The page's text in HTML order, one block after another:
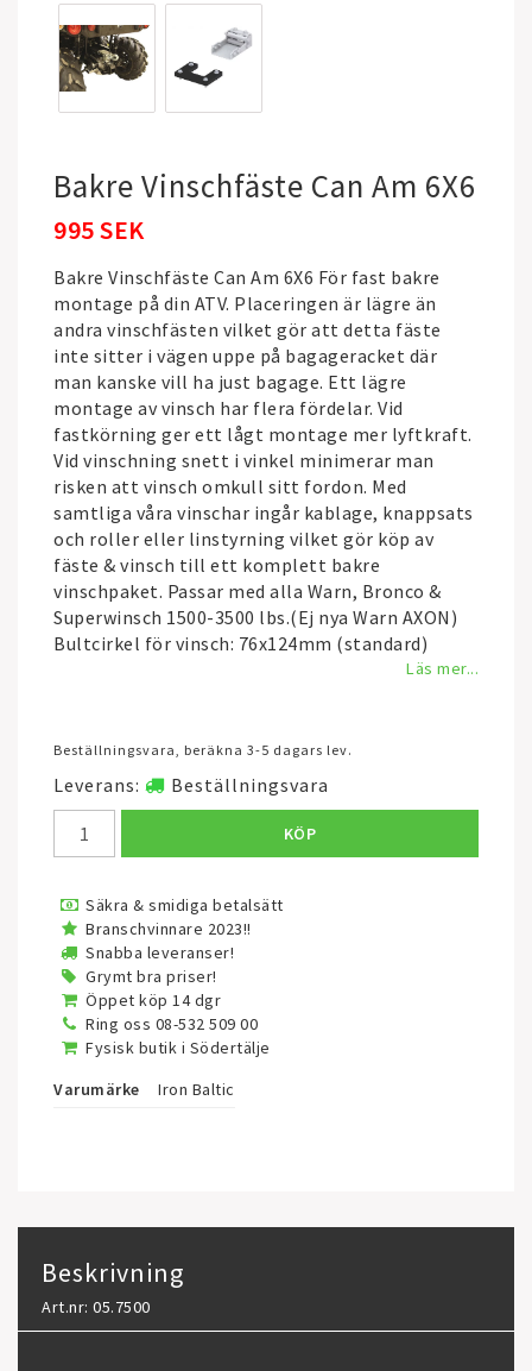
Bakre Vinschfäste Can Am 6X6
995 SEK
Bakre Vinschfäste Can Am 6X6 För fast bakre
montage på din ATV. Placeringen är lägre än
andra vinschfästen vilket gör att detta fäste
inte sitter i vägen uppe på bagageracket där
man kanske vill ha just bagage. Ett lägre
montage av vinsch har flera fördelar. Vid
fastkörning ger ett lågt montage mer lyftkraft.
Vid vinschning snett i vinkel minimerar man
risken att vinsch omkull sitt fordon. Med
samtliga våra vinschar ingår kablage, knappsats
och roller eller linstyrning vilket gör köp av
fäste & vinsch till ett komplett bakre
vinschpaket. Passar med alla Warn, Bronco &
Superwinsch 1500-3500 lbs.(Ej nya Warn AXON)
Bultcirkel för vinsch: 76x124mm (standard)
Läs mer...
Beställningsvara, beräkna 3-5 dagars lev.
Leverans: Beställningsvara
KÖP
Säkra & smidiga betalsätt
Branschvinnare 2023!!
Snabba leveranser!
Grymt bra priser!
Öppet köp 14 dgr
Ring oss 08-532 509 00
Fysisk butik i Södertälje
Varumärke
Iron Baltic
Beskrivning
Art.nr: 05.7500